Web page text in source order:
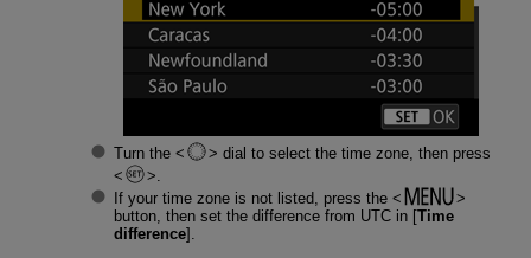
Turn the
dial to select the time zone, then press
.
If your time zone is not listed, press the
button, then set the difference from UTC in [Time
difference].